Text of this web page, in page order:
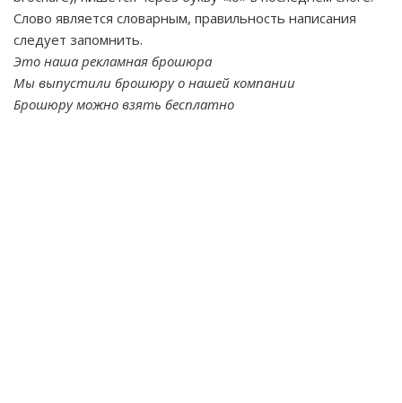
Слово является словарным, правильность написания
следует запомнить.
Это наша рекламная брошюра
Мы выпустили брошюру о нашей компании
Брошюру можно взять бесплатно